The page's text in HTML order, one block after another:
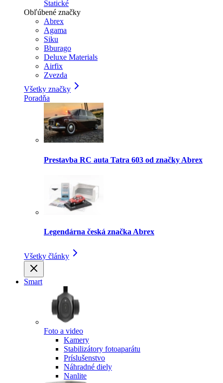
Statické
Obľúbené značky
Abrex
Agama
Siku
Bburago
Deluxe Materials
Airfix
Zvezda
Všetky značky
Poradňa
Prestavba RC auta Tatra 603 od značky Abrex
Legendárna česká značka Abrex
Všetky články
Smart
Foto a video
Kamery
Stabilizátory fotoaparátu
Príslušenstvo
Náhradné diely
Nanlite